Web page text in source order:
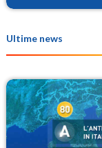
Ultime news